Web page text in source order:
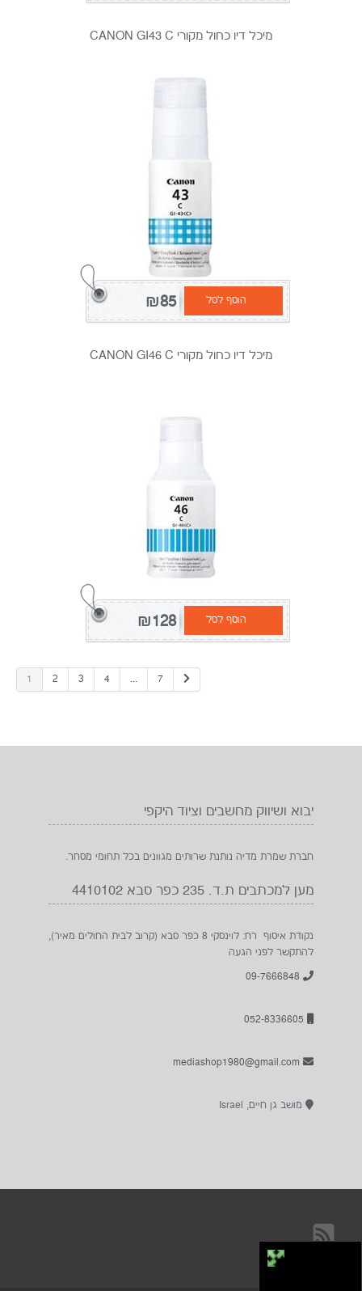
מיכל דיו כחול מקורי CANON GI43 C
הוסף לסל ₪85
מיכל דיו כחול מקורי CANON GI46 C
הוסף לסל ₪128
1 2 3 4 ... 7
יבוא ושיווק מחשבים וציוד היקפי
חברת שמרת מדיה נותנת שרותים מגוונים בכל תחומי מסחר.
מען למכתבים ת.ד. 235 כפר סבא 4410102
נקודת איסוף רח: לוינסקי 8 כפר סבא (קרוב לבית החולים מאיר),
להתקשר לפני הגעה
מושב גן חיים, Israel